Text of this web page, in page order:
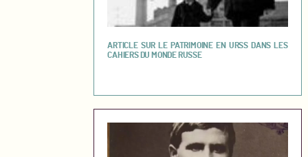
ARTICLE SUR LE PATRIMOINE EN URSS DANS LES
CAHIERS DU MONDE RUSSE